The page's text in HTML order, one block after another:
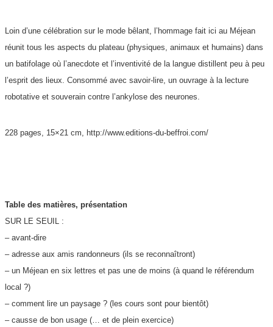
Loin d’une célébration sur le mode bêlant, l’hommage fait ici au Méjean
réunit tous les aspects du plateau (physiques, animaux et humains) dans
un batifolage où l’anecdote et l’inventivité de la langue distillent peu à peu
l’esprit des lieux. Consommé avec savoir-lire, un ouvrage à la lecture
robotative et souverain contre l’ankylose des neurones.
228 pages, 15×21 cm, http://www.editions-du-beffroi.com/
Table des matières, présentation
SUR LE SEUIL :
– avant-dire
– adresse aux amis randonneurs (ils se reconnaîtront)
– un Méjean en six lettres et pas une de moins (à quand le référendum
local ?)
– comment lire un paysage ? (les cours sont pour bientôt)
– causse de bon usage (… et de plein exercice)